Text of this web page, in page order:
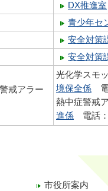
DX推進室
青少年セ
安全対策
安全対策
戒アラー
光化学スモ
境保全係 電
熱中症警戒
進係 電話：
市役所案内